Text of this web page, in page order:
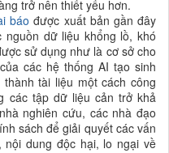
trở nên thiết yếu hơn.
báo được xuất bản gần đây
nguồn dữ liệu khổng lồ, khó
sử dụng như là cơ sở cho
các hệ thống AI tạo sinh
tài liệu một cách công
các tập dữ liệu cản trở khả
nghiên cứu, các nhà đạo
sách để giải quyết các vấn
dung độc hại, lo ngại về